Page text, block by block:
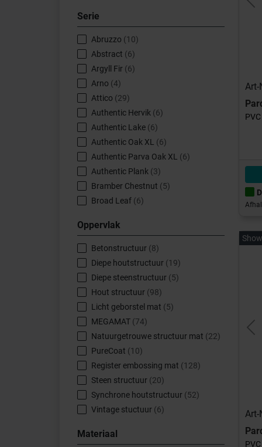
Serie
Abruzzo (10)
Abstract (6)
Argyll Fir (6)
Arno (4)
Attico (29)
Authentic Hervik (6)
Authentic Lake (6)
Authentic Oak XL (6)
Authentic Parva Oak XL (6)
Authentic Plank (3)
Bramber Chestnut (5)
Broad Leaf (6)
Cervo(8)
Colton(6)
Fonteyn(6)
Futuro(20)
Hongaarse Punt(2)
Ivalo (6)
Landhuis Click(8)
Landhuis(8)
Mantaro Herringbone
Mantaro(10)
Monastro(14)
Nakuru Herringbone(4)
Nakuru (6)
Natuur
Oppervlak
Betonstructuur (8)
Diepe houtstructuur (19)
Diepe steenstructuur (5)
Hout structuur (98)
Licht geborstel mat (5)
MEGAMAT (74)
Natuurgetrouwe structuur mat (22)
PureCoat (10)
Register embossing mat (128)
Steen structuur (20)
Synchrone houtstructuur (52)
Vintage stuctuur (6)
Materiaal
Art-
Art-